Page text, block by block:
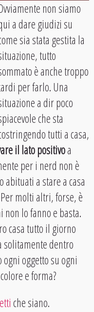
non siamo
a dare giudizi su
sia stata gestita la
tutto
è anche troppo
per farlo. Una
a dir poco
che sta
tutti a casa,
il lato positivoa
per i nerd non è
a stare a casa
molti altri, forse, è
lo fanno e basta.
casa tutto il giorno
solitamente dentro
oggetto su ogni
e forma?
che siano.